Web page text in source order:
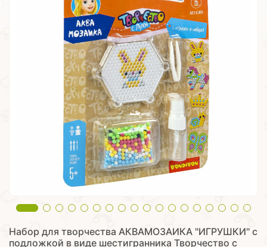
Набор для творчества АКВАМОЗАИКА "ИГРУШКИ" с
подложкой в виде шестигранника Творчество с